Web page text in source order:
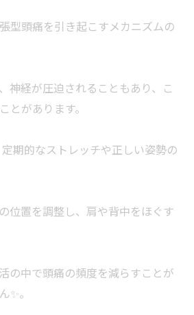
型頭痛を引き起こすメカニズムの
神経が圧迫されることもあり、こ
とがあります。
期的なストレッチや正しい姿勢の
位置を調整し、肩や背中をほぐす
の中で頭痛の頻度を減らすことが
。